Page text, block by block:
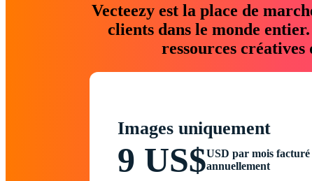
Vecteezy est la place de
clients dans le monde
ressources
Images uniquement
9 US$USD par mois facturé
annuellement